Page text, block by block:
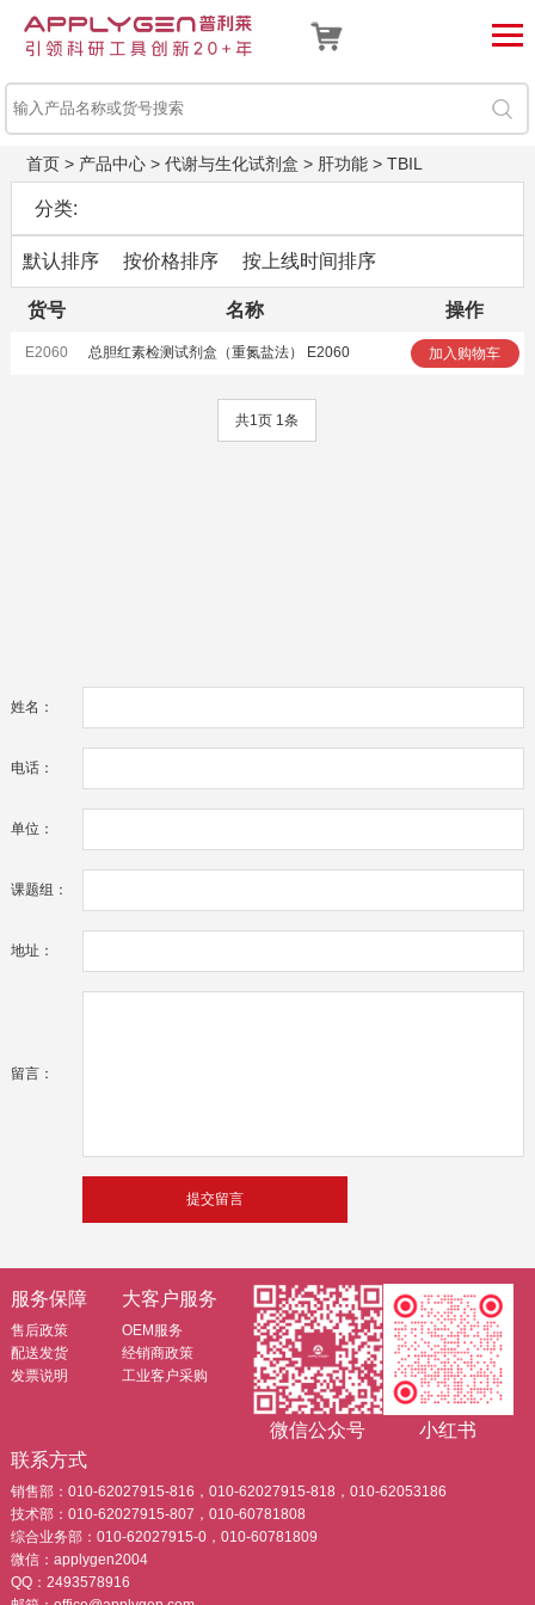
首页> 产品中心> 代谢与生化试剂盒 > 肝功能> TBIL
分类:
默认排序 按价格排序 按上线时间排序
货号 名称 操作
E2060 总胆红素检测试剂盒（重氮盐法） E2060 加入购物车
共1页 1条
姓名：
电话：
单位：
课题组：
地址：
留言：
服务保障
售后政策
配送发货
发票说明
大客户服务
OEM服务
经销商政策
工业客户采购
微信公众号
小红书
联系方式
销售部：010-62027915-816，010-62027915-818，010-62053186
技术部：010-62027915-807，010-60781808
综合业务部：010-62027915-0，010-60781809
微信：applygen2004
QQ：2493578916